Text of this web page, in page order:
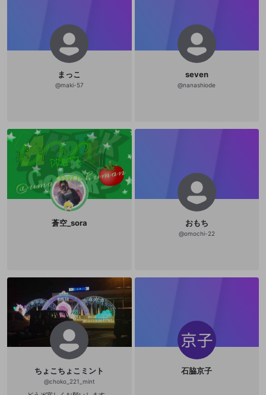
まっこ
@maki-57
seven
@nanashiode
蒼空_sora おもち
@omochi-22
ちょこちょこミント
@choko_221_mint
石脇京子